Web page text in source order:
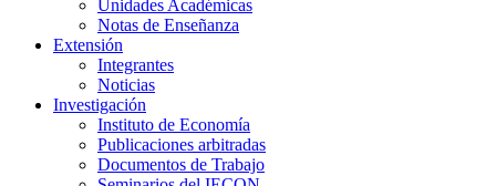
Unidades Académicas
Notas de Enseñanza
Extensión
Integrantes
Noticias
Investigación
Instituto de Economía
Publicaciones arbitradas
Documentos de Trabajo